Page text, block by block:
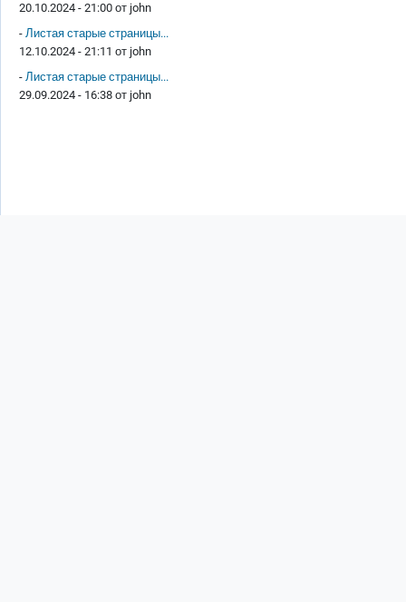
20.10.2024 - 21:00 от john
- Листая старые страницы...
12.10.2024 - 21:11 от john
- Листая старые страницы...
29.09.2024 - 16:38 от john